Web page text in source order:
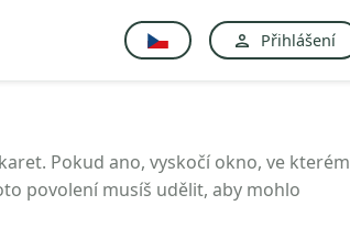
Přihlášení
Pokud ano, vyskočí okno, ve kterém
povolení musíš udělit, aby mohlo